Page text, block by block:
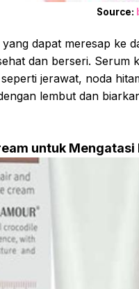
Source:
dapat meresap ke
dan berseri. Serum
jerawat, noda
lembut dan
untuk